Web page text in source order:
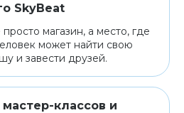
SkyBeat
магазин, а место, где
может найти свою
и завести друзей.
классов и